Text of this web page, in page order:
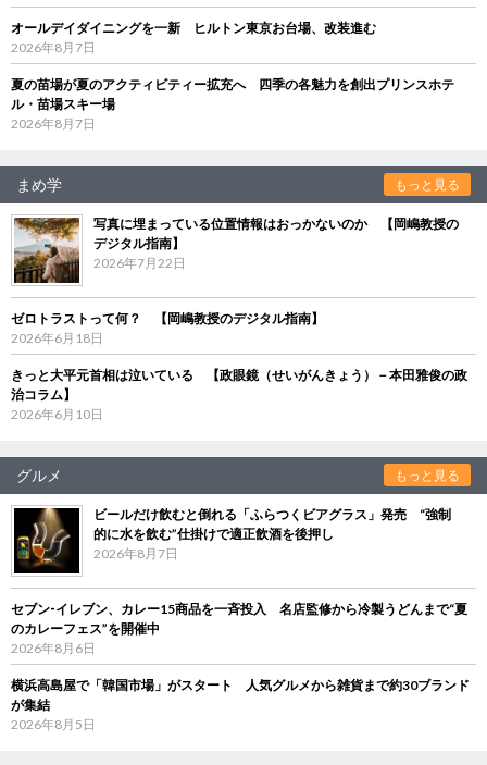
オールデイダイニングを一新 ヒルトン東京お台場、改装進む
2026年8月7日
夏の苗場が夏のアクティビティー拡充へ 四季の各魅力を創出プリンスホテ
ル・苗場スキー場
2026年8月7日
まめ学 もっと見る
写真に埋まっている位置情報はおっかないのか 【岡嶋教授の
デジタル指南】
2026年7月22日
ゼロトラストって何？ 【岡嶋教授のデジタル指南】
2026年6月18日
きっと大平元首相は泣いている 【政眼鏡（せいがんきょう）－本田雅俊の政
治コラム】
2026年6月10日
グルメ もっと見る
ビールだけ飲むと倒れる「ふらつくビアグラス」発売 “強制
的に水を飲む”仕掛けで適正飲酒を後押し
2026年8月7日
セブン‐イレブン、カレー15商品を一斉投入 名店監修から冷製うどんまで“夏
のカレーフェス”を開催中
2026年8月6日
横浜高島屋で「韓国市場」がスタート 人気グルメから雑貨まで約30ブランド
が集結
2026年8月5日